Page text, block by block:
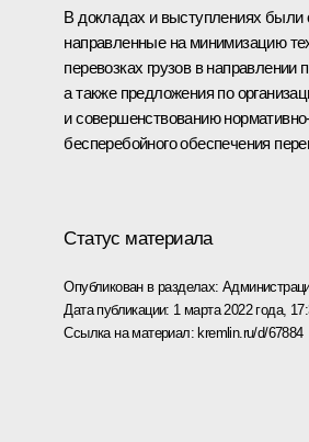
В докладах и выступлениях
направленные на минимизацию
перевозках грузов в направлении
а также предложения по
и совершенствованию
бесперебойного обеспечения
Статус материала
Опубликован в разделах:
Дата публикации: 1 марта 2022 года,
Ссылка на материал: kremlin.ru/d/67884